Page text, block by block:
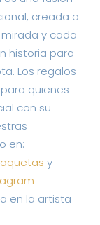
creada a
y cada
historia para
Los regalos
quienes
con su
en:
y
en la artista